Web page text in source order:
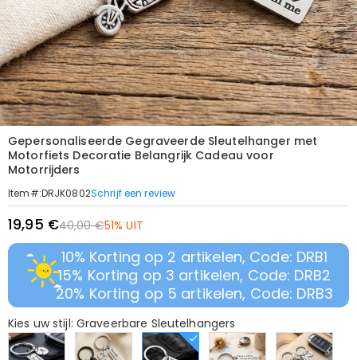
Gepersonaliseerde Gegraveerde Sleutelhanger met
Motorfiets Decoratie Belangrijk Cadeau voor
Motorrijders
Item#:DRJK0802Schrijf een review
19,95 €40,00 €51% UIT
10% Korting op 2 artikelen, Code: DRB1
15% Korting op 3 artikelen, Code: DRB2
20% Korting op 5 artikelen, Code: DRB3
Kies uw stijl: Graveerbare Sleutelhangers